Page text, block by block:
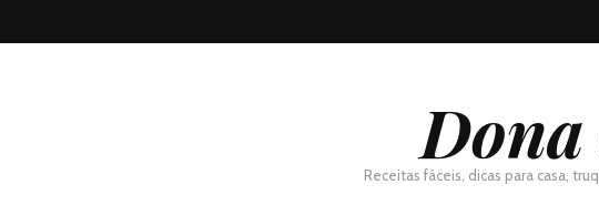
Receitas fáceis, dicas para casa,